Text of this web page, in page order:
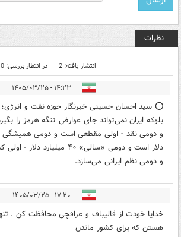
نظرات
انتشار یافته: 2 در انتظار بررسی: 0
۱۴:۲۳ - ۱۴۰۵/۰۳/۲۵
⭕️ سید احسان حسینی خبرنگار حوزه نفت و انرژی؛
بلوکه ایران نمی‌تواند جای عوارض ‌تنگه هرمز را
دلار است و دومی «سالی» ۴۰
و دومی نظم‌ ایرانی می‌سازد.
۱۷:۲۰ - ۱۴۰۵/۰۳/۲۵
خدایا خودت از قالیباف و عراقچی محافظت کن .
هستن که برای کشور ماندن